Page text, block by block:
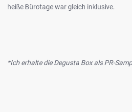
heiße Bürotage war gleich inklusive.
*Ich erhalte die Degusta Box als PR-